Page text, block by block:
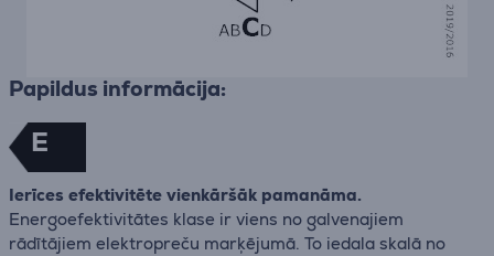
Papildus informācija:
E
Ierīces efektivitēte vienkāršāk pamanāma.
Energoefektivitātes klase ir viens no galvenajiem
rādītājiem elektropreču marķējumā. To iedala skalā no